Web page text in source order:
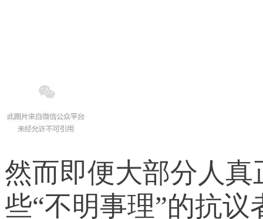
然而即便大部分人
些“不明事理”的抗议